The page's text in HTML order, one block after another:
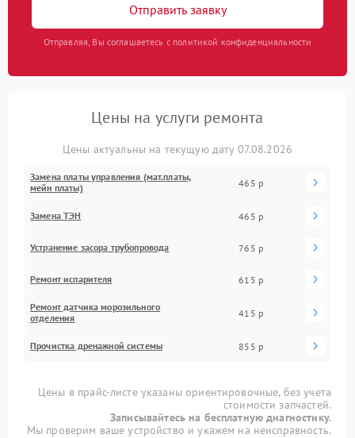
Отправить заявку
Отправляя, Вы соглашаетесь с политикой конфиденциальности
Цены на услуги ремонта
Цены актуальны на текущую дату 07.08.2026
Замена платы управления (мат.платы,
мейн платы)
465 р
Замена ТЭН 465 р
Устранение засора трубопровода 765 р
Ремонт испарителя 615 р
Ремонт датчика морозильного
отделения
415 р
Прочистка дренажной системы 855 р
Цены в прайс-листе указаны ориентировочные, без учета
стоимости запчастей.
Записывайтесь на бесплатную диагностику.
Мы проверим ваше устройство и укажем на неисправность.